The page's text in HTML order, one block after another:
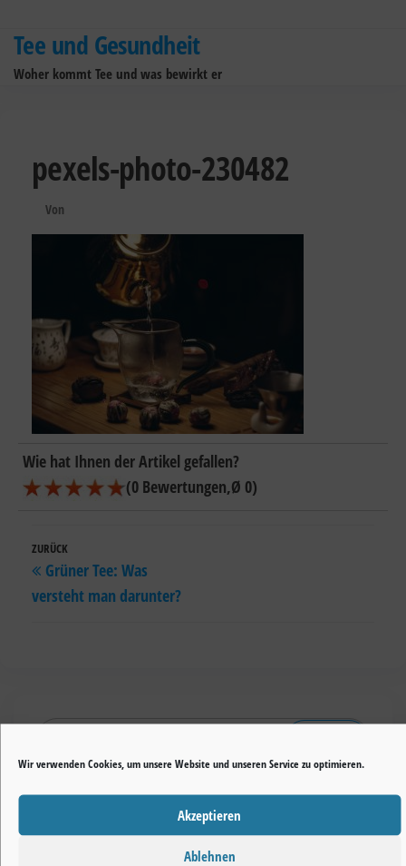
Wir verwenden Cookies, um unsere Website und unseren Service zu optimieren.
Akzeptieren
Ablehnen
Inhalt
springen
Tee und Gesundheit
Woher kommt Tee und was bewirkt er
pexels-photo-230482
Von
Wie hat Ihnen der Artikel gefallen?
(0 Bewertungen,Ø 0)
Beitragsnavigation
Vorheriger
Beitrag
ZURÜCK
Grüner Tee: Was
versteht man darunter?
Suchen